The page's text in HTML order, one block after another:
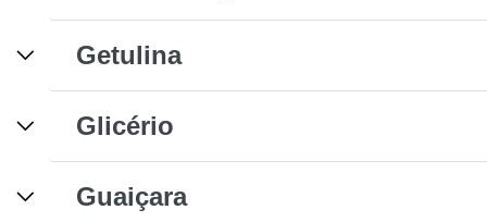
Getulina
Glicério
Guaiçara